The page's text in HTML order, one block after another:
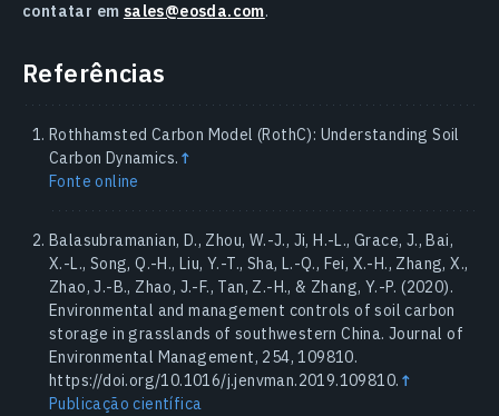
contatar em sales@eosda.com.
Referências
Rothhamsted Carbon Model (RothC): Understanding Soil
Carbon Dynamics. ↑
Fonte online
Balasubramanian, D., Zhou, W.-J., Ji, H.-L., Grace, J., Bai,
X.-L., Song, Q.-H., Liu, Y.-T., Sha, L.-Q., Fei, X.-H., Zhang, X.,
Zhao, J.-B., Zhao, J.-F., Tan, Z.-H., & Zhang, Y.-P. (2020).
Environmental and management controls of soil carbon
storage in grasslands of southwestern China. Journal of
Environmental Management, 254, 109810.
https://doi.org/10.1016/j.jenvman.2019.109810. ↑
Publicação científica